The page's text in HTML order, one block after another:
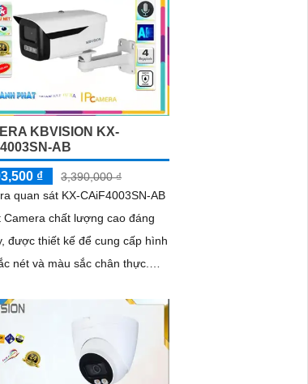
KBVISION KX-
AB
₫
3,390,000 ₫
quan sát KX-CAiF4003SN-AB
Camera chất lượng cao đáng
được thiết kế để cung cấp hình
nét và màu sắc chân thực.